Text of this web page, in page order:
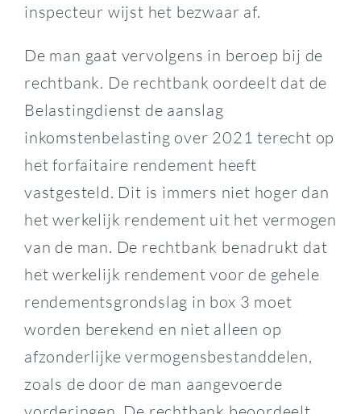
inspecteur wijst het bezwaar af.
De man gaat vervolgens in beroep bij de
rechtbank. De rechtbank oordeelt dat de
Belastingdienst de aanslag
inkomstenbelasting over 2021 terecht op
het forfaitaire rendement heeft
vastgesteld. Dit is immers niet hoger dan
het werkelijk rendement uit het vermogen
van de man. De rechtbank benadrukt dat
het werkelijk rendement voor de gehele
rendementsgrondslag in box 3 moet
worden berekend en niet alleen op
afzonderlijke vermogensbestanddelen,
zoals de door de man aangevoerde